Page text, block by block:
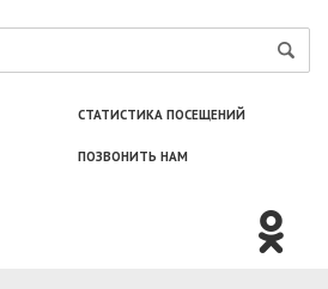
СТАТИСТИКА ПОСЕЩЕНИЙ
ПОЗВОНИТЬ НАМ